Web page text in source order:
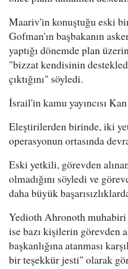
Maariv'in konuştuğu eski
Gofman'ın başbakanın
yaptığı dönemde plan
"bizzat kendisinin
çıktığını" söyledi.
İsrail'in kamu yayıncısı
Eleştirilerden birinde, iki
operasyonun ortasında
Eski yetkili, görevden
olmadığını söyledi ve
daha büyük
Yedioth Ahronoth muhabiri
ise bazı kişilerin görevden
başkanlığına atanması
bir teşekkür jesti" olarak